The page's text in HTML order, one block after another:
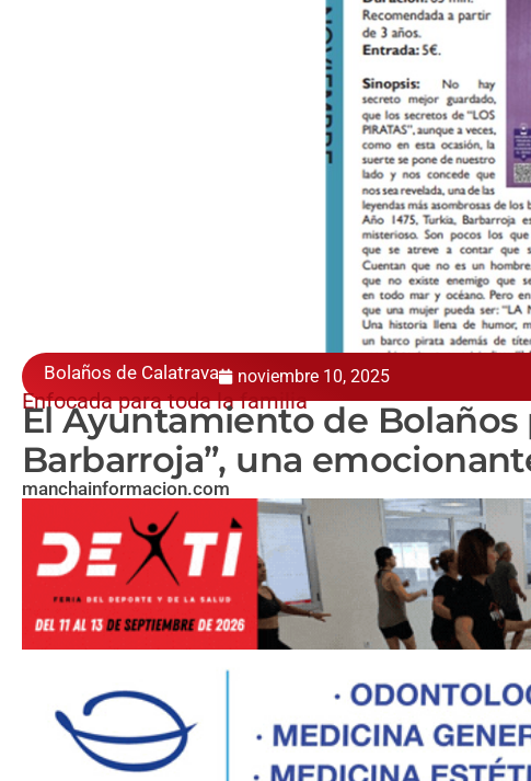
Bolaños de Calatrava noviembre 10, 2025
Enfocada para toda la familia
El Ayuntamiento de Bolaños
Barbarroja”, una
manchainformacion.com